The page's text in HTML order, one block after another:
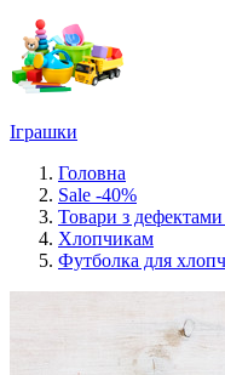
Іграшки
Головна
Sale -40%
Товари з
Хлопчикам
Футболка для